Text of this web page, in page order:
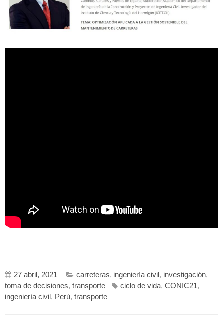
27 abril, 2021 carreteras, ingeniería civil, investigación,
toma de decisiones, transporte ciclo de vida, CONIC21,
ingeniería civil, Perú, transporte